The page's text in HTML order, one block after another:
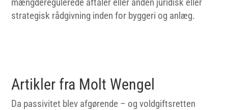
strategisk rådgivning inden for byggeri og anlæg.
Artikler fra Molt Wengel
Da passivitet blev afgørende – og voldgiftsretten